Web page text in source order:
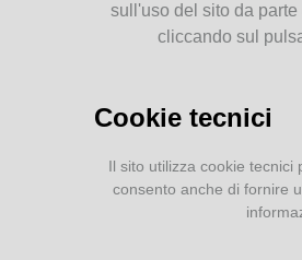
Servizio
Cataloghi
sull'uso del sito da
cliccando sul
Cookie tecnici
Il sito utilizza cookie tecnici
consento anche di fornire